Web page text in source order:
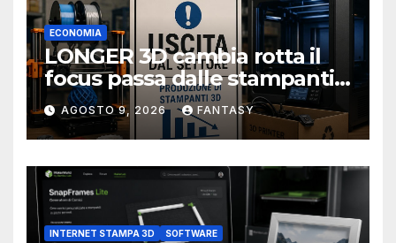
ECONOMIA
LONGER 3D cambia rotta il
focus passa dalle stampanti
3D alla stampa UV?
AGOSTO 9, 2026 FANTASY
INTERNET STAMPA 3D SOFTWARE